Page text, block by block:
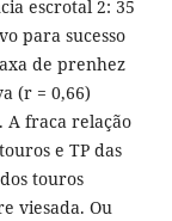
escrotal 2: 35
para sucesso
de prenhez
(r = 0,66)
A fraca relação
e TP das
touros
viesada. Ou